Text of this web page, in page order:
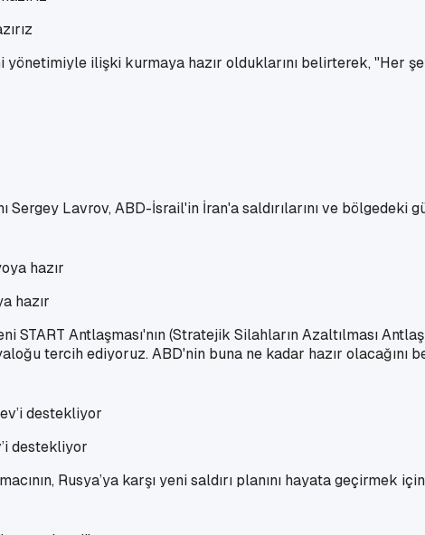
yönetimiyle ilişki kurmaya hazır olduklarını belirterek, "Her
Sergey Lavrov, ABD-İsrail'in İran'a saldırılarını ve bölgedeki
hazır
START Antlaşması'nın (Stratejik Silahların Azaltılması
tercih ediyoruz. ABD'nin buna ne kadar hazır olacağını
destekliyor
Rusya’ya karşı yeni saldırı planını hayata